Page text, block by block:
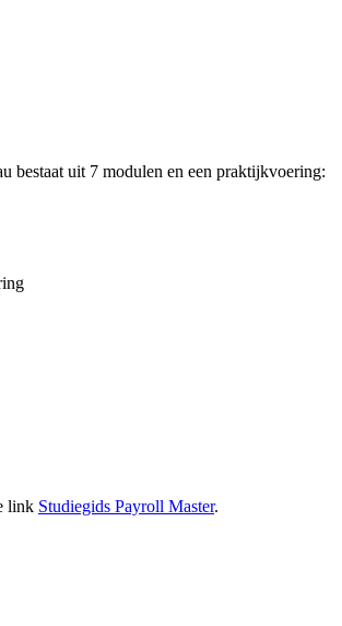
bestaat uit 7 modulen en een praktijkvoering:
link Studiegids Payroll Master.